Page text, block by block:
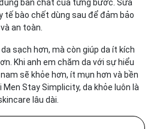
bản chất của từng bước. Sữa
bào chết dùng sau để đảm bảo
an toàn.
sạch hơn, mà còn giúp da ít kích
Khi anh em chăm da với sự hiểu
sẽ khỏe hơn, ít mụn hơn và bền
Stay Simplicity, da khỏe luôn là
lâu dài.